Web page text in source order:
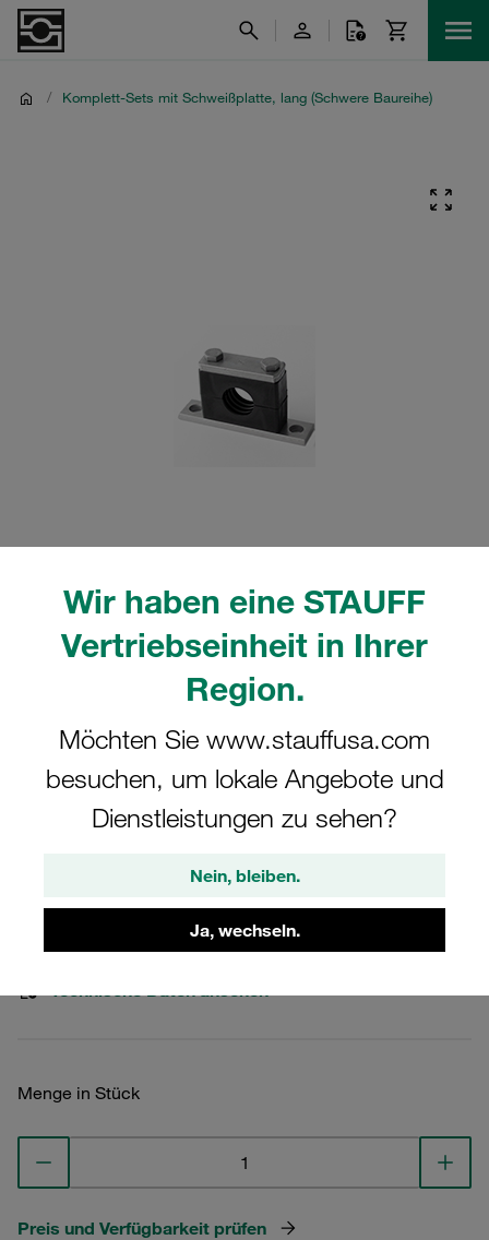
Wir haben eine STAUFF
Vertriebseinheit in Ihrer
Region.
Möchten Sie www.stauffusa.com
besuchen, um lokale Angebote und
Dienstleistungen zu sehen?
Nein, bleiben.
Ja, wechseln.
/ Komplett-Sets mit Schweißplatte, lang (Schwere Baureihe)
Bitte beachten Sie: Das Bild dient nur zur Veranschaulichung und kann vom
tatsächlichen Produkt abweichen.
Komplettschelle Schwere Baureihe Gr.
Schraube Anschweißpl.,
Dübelbefestigung
SPAL-DUEB-7073-PA-DPAL-AS-M-W3
STAUFF Materialnr. 1110030112
Technische Daten ansehen
Menge in Stück
Preis und Verfügbarkeit prüfen